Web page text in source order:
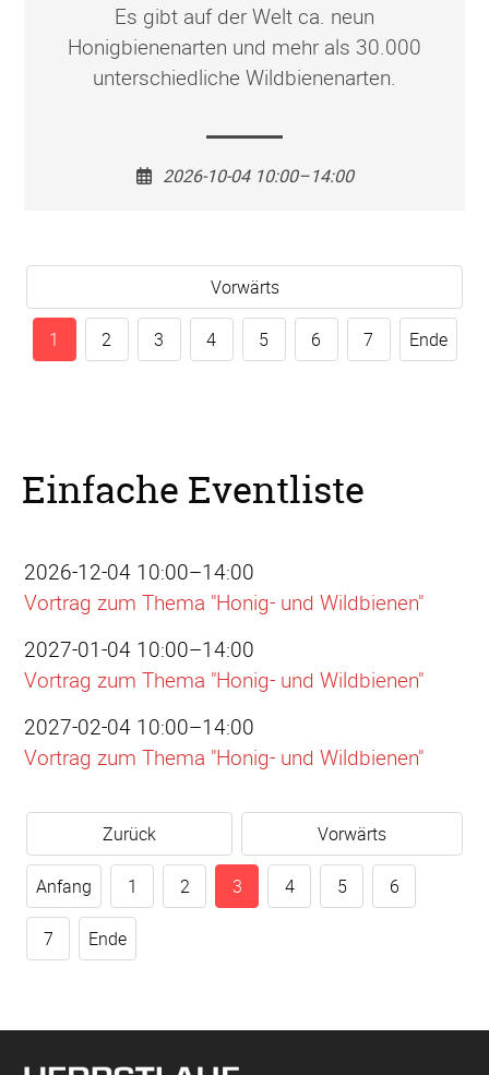
Es gibt auf der Welt ca. neun
Honigbienenarten und mehr als 30.000
unterschiedliche Wildbienenarten.
2026-10-04 10:00–14:00
Vorwärts
1 2 3 4 5 6 7 Ende
Einfache Eventliste
2026-12-04 10:00–14:00
Vortrag zum Thema "Honig- und Wildbienen"
2027-01-04 10:00–14:00
Vortrag zum Thema "Honig- und Wildbienen"
2027-02-04 10:00–14:00
Vortrag zum Thema "Honig- und Wildbienen"
Zurück Vorwärts
Anfang 1 2 3 4 5 6
7 Ende